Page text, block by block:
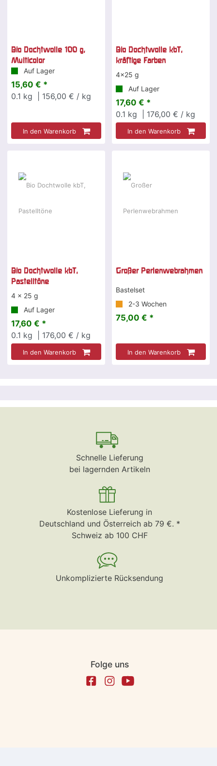
Bio Dochtwolle 100 g,
Multicolor
Auf Lager
15,60 € *
0.1 kg | 156,00 € / kg
In den Warenkorb
Bio Dochtwolle kbT,
kräftige Farben
4x25 g
Auf Lager
17,60 € *
0.1 kg | 176,00 € / kg
In den Warenkorb
Bio Dochtwolle kbT,
Pastelltöne
4 x 25 g
Auf Lager
17,60 € *
0.1 kg | 176,00 € / kg
In den Warenkorb
Großer Perlenwebrahmen
Bastelset
2-3 Wochen
75,00 € *
In den Warenkorb
Schnelle Lieferung
bei lagernden Artikeln
Kostenlose Lieferung in
Deutschland und Österreich ab 79 €. *
Schweiz ab 100 CHF
Unkomplizierte Rücksendung
Folge uns